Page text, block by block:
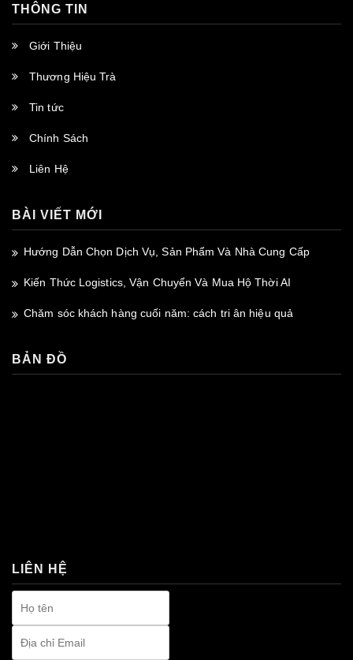
THÔNG TIN
Giới Thiệu
Thương Hiệu Trà
Tin tức
Chính Sách
Liên Hệ
BÀI VIẾT MỚI
Hướng Dẫn Chọn Dịch Vụ, Sản Phẩm Và Nhà Cung Cấp
Kiến Thức Logistics, Vận Chuyển Và Mua Hộ Thời AI
Chăm sóc khách hàng cuối năm: cách tri ân hiệu quả
BẢN ĐỒ
LIÊN HỆ